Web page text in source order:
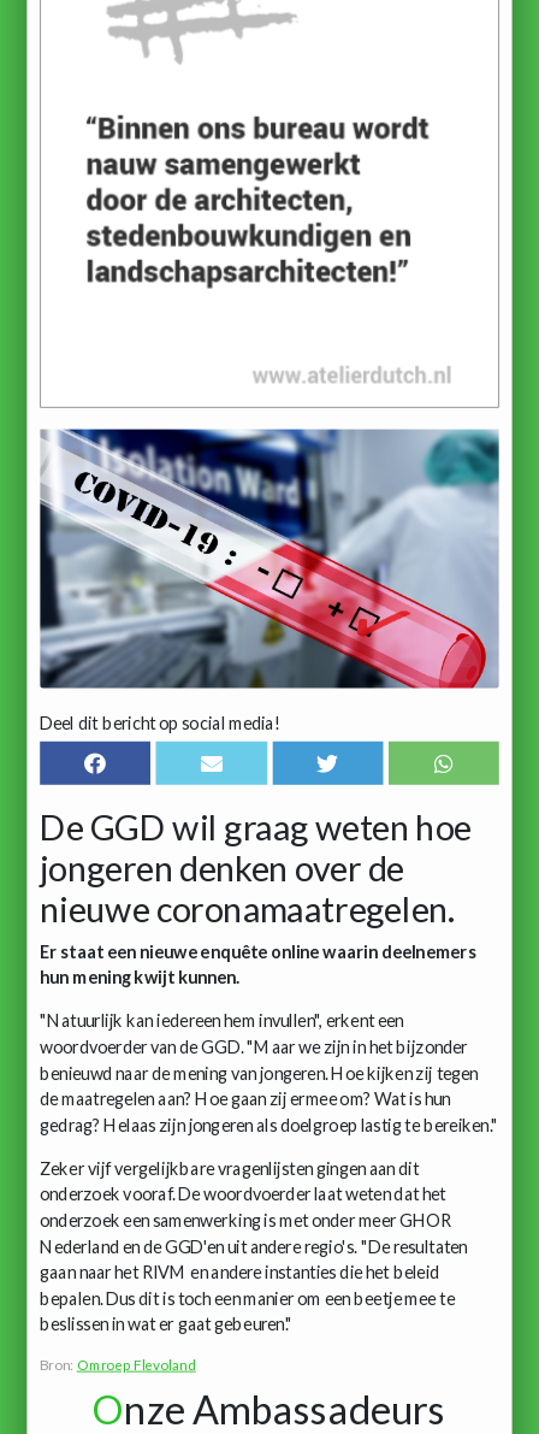
Deel dit bericht op social media!
De GGD wil graag weten hoe
jongeren denken over de
nieuwe coronamaatregelen.
Er staat een nieuwe enquête online waarin deelnemers
hun mening kwijt kunnen.
"Natuurlijk kan iedereen hem invullen", erkent een
woordvoerder van de GGD. "Maar we zijn in het bijzonder
benieuwd naar de mening van jongeren. Hoe kijken zij tegen
de maatregelen aan? Hoe gaan zij ermee om? Wat is hun
gedrag? Helaas zijn jongeren als doelgroep lastig te bereiken."
Zeker vijf vergelijkbare vragenlijsten gingen aan dit
onderzoek vooraf. De woordvoerder laat weten dat het
onderzoek een samenwerking is met onder meer GHOR
Nederland en de GGD'en uit andere regio's. "De resultaten
gaan naar het RIVM en andere instanties die het beleid
bepalen. Dus dit is toch een manier om een beetje mee te
beslissen in wat er gaat gebeuren."
Bron: Omroep Flevoland
Onze Ambassadeurs